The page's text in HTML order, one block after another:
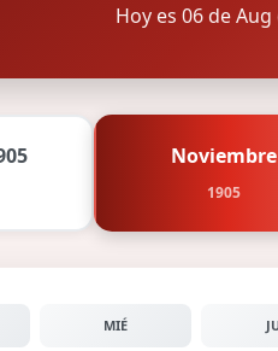
Hoy es 06 de Aug
Noviembre
1905
MIÉ